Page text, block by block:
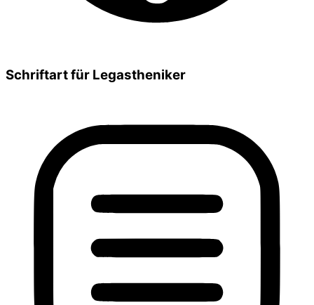
Schriftart für Legastheniker